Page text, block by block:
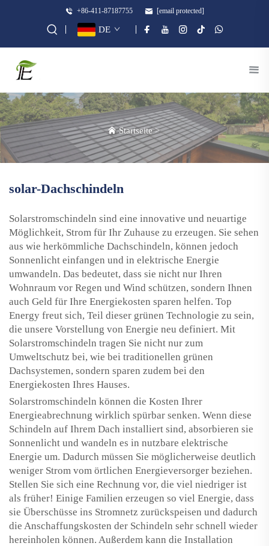
+86-411-87187755 [email protected]
DE
Startseite>
solar-Dachschindeln
Solarstromschindeln sind eine innovative und neuartige
Möglichkeit, Strom für Ihr Zuhause zu erzeugen. Sie sehen
aus wie herkömmliche Dachschindeln, können jedoch
Sonnenlicht einfangen und in elektrische Energie
umwandeln. Das bedeutet, dass sie nicht nur Ihren
Wohnraum vor Regen und Wind schützen, sondern Ihnen
auch Geld für Ihre Energiekosten sparen helfen. Top
Energy freut sich, Teil dieser grünen Technologie zu sein,
die unsere Vorstellung von Energie neu definiert. Mit
Solarstromschindeln tragen Sie nicht nur zum
Umweltschutz bei, wie bei traditionellen grünen
Dachsystemen, sondern sparen zudem bei den
Energiekosten Ihres Hauses.
Solarstromschindeln können die Kosten Ihrer
Energieabrechnung wirklich spürbar senken. Wenn diese
Schindeln auf Ihrem Dach installiert sind, absorbieren sie
Sonnenlicht und wandeln es in nutzbare elektrische
Energie um. Dadurch müssen Sie möglicherweise deutlich
weniger Strom vom örtlichen Energieversorger beziehen.
Stellen Sie sich eine Rechnung vor, die viel niedriger ist
als früher! Einige Familien erzeugen so viel Energie, dass
sie Überschüsse ins Stromnetz zurückspeisen und dadurch
die Anschaffungskosten der Schindeln sehr schnell wieder
hereinholen können. Außerdem kann die Installation